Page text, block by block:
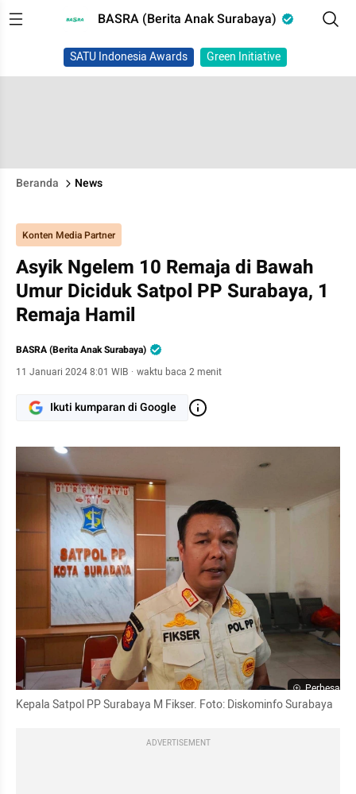
BASRA (Berita Anak Surabaya)
SATU Indonesia Awards Green Initiative
Beranda News
Konten Media Partner
Asyik Ngelem 10 Remaja di Bawah
Umur Diciduk Satpol PP Surabaya, 1
Remaja Hamil
BASRA (Berita Anak Surabaya)
11 Januari 2024 8:01 WIB · waktu baca 2 menit
Ikuti kumparan di Google
Perbesar
Kepala Satpol PP Surabaya M Fikser. Foto: Diskominfo Surabaya
ADVERTISEMENT